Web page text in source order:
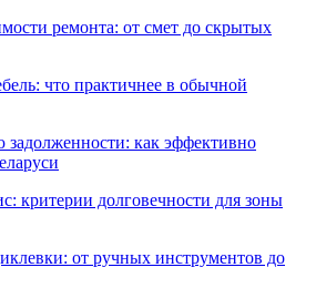
ремонта: от смет до скрытых
что практичнее в обычной
как эффективно
критерии долговечности для зоны
от ручных инструментов до